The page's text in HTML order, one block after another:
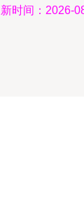
时间：2026-